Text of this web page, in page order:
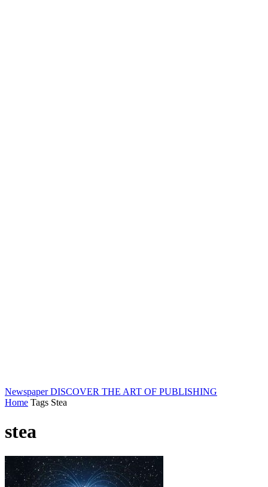
Newspaper DISCOVER THE ART OF PUBLISHING
Home Tags Stea
stea